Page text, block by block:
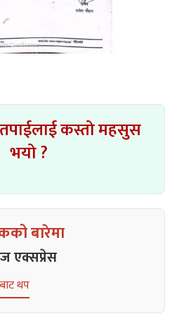
कस्तो महसुस
भयो ?
बारेमा
एक्सप्रेस
थप